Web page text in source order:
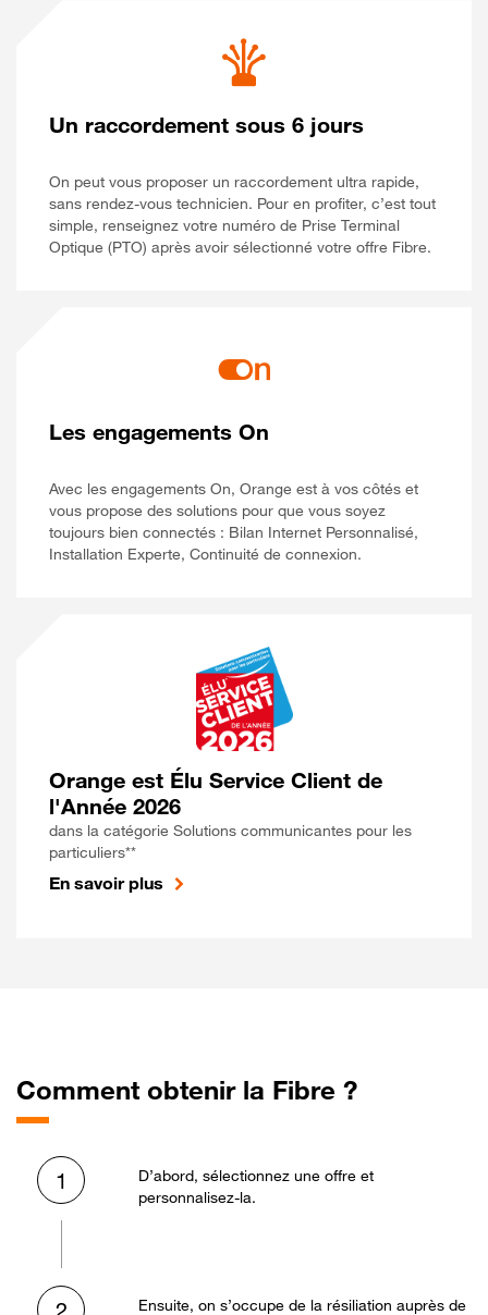
Un raccordement sous 6 jours
On peut vous proposer un raccordement ultra rapide,
sans rendez-vous technicien. Pour en profiter, c’est tout
simple, renseignez votre numéro de Prise Terminal
Optique (PTO) après avoir sélectionné votre offre Fibre.
Les engagements On
Avec les engagements On, Orange est à vos côtés et
vous propose des solutions pour que vous soyez
toujours bien connectés : Bilan Internet Personnalisé,
Installation Experte, Continuité de connexion.
Orange est Élu Service Client de
l'Année 2026
dans la catégorie Solutions communicantes pour les
particuliers**
En savoir plus
Comment obtenir la Fibre ?
1
D’abord, sélectionnez une offre et
personnalisez-la.
Ensuite, on s’occupe de la résiliation auprès de